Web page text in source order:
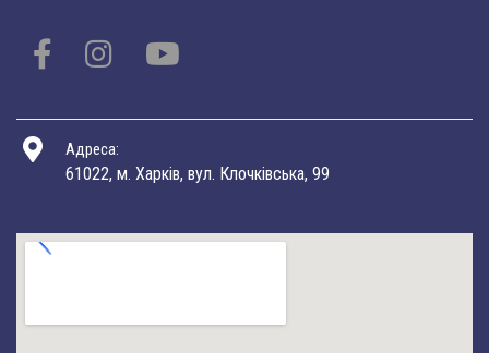
Адреса:
61022, м. Харків, вул. Клочківська, 99